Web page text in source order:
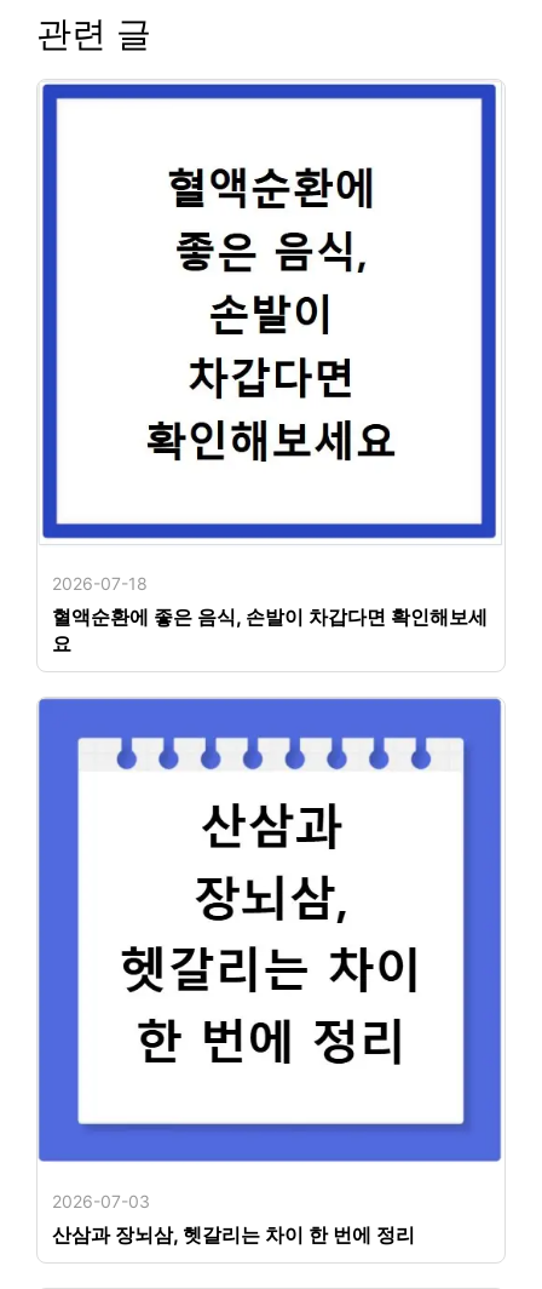
관련 글
2026-07-18
혈액순환에 좋은 음식, 손발이 차갑다면 확인해보세
요
2026-07-03
산삼과 장뇌삼, 헷갈리는 차이 한 번에 정리